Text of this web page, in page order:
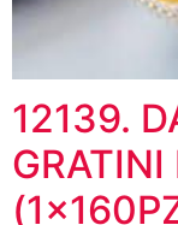
12139.